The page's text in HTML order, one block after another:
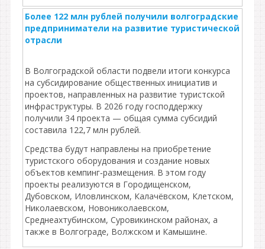
Более 122 млн рублей получили волгоградские
предприниматели на развитие туристической
отрасли
В Волгоградской области подвели итоги конкурса
на субсидирование общественных инициатив и
проектов, направленных на развитие туристской
инфраструктуры. В 2026 году господдержку
получили 34 проекта — общая сумма субсидий
составила 122,7 млн рублей.
Средства будут направлены на приобретение
туристского оборудования и создание новых
объектов кемпинг‑размещения. В этом году
проекты реализуются в Городищенском,
Дубовском, Иловлинском, Калачёвском, Клетском,
Николаевском, Новониколаевском,
Среднеахтубинском, Суровикинском районах, а
также в Волгограде, Волжском и Камышине.